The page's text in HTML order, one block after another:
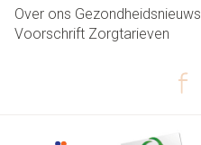
Over ons Gezondheidsnieuws
Voorschrift Zorgtarieven